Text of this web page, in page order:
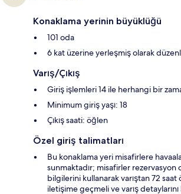
Konaklama yerinin büyüklüğü
101 oda
6 kat üzerine yerleşmiş olarak
Varış/Çıkış
Giriş işlemleri 14 ile herhangi bir
Minimum giriş yaşı: 18
Çıkış saati: öğlen
Özel giriş talimatları
Bu konaklama yeri misafirlere
sunmaktadır; misafirler rezervasyon
bilgilerini kullanarak varıştan 72
iletişime geçmeli ve varış